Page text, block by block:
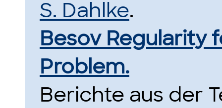
S. Dahlke.
Besov Regularity
Problem.
Berichte aus der